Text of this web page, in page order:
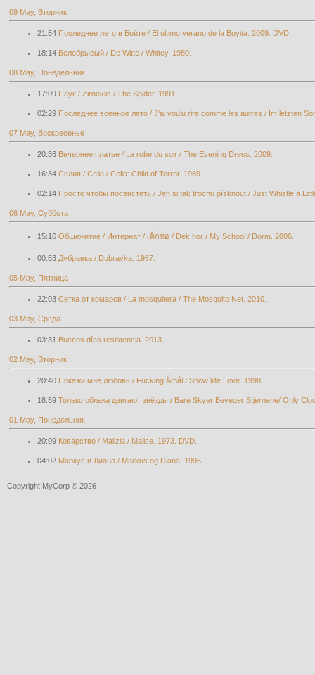
09 May, Вторник
21:54 Последнее лето в Бойте / El último verano de la Boyita. 2009. DVD.
18:14 Белобрысый / De Witte / Whitey. 1980.
08 May, Понедельник
17:09 Паук / Zirneklis / The Spider. 1991.
02:29 Последнее военное лето / J'ai voulu rire comme les autres / Im letzten
07 May, Воскресенье
20:36 Вечернее платье / La robe du soir / The Evening Dress. 2009.
16:34 Селия / Celia / Celia: Child of Terror. 1989.
02:14 Просто чтобы посвистеть / Jen si tak trochu písknout / Just Whistle a
06 May, Суббота
15:16 Общежитие / Интернат / เด็กหอ / Dek hor / My School / Dorm. 2006.
00:53 Дубравка / Dubravka. 1967.
05 May, Пятница
22:03 Сетка от комаров / La mosquitera / The Mosquito Net. 2010.
03 May, Среда
03:31 Buenos días resistencia. 2013.
02 May, Вторник
20:40 Покажи мне любовь / Fucking Åmål / Show Me Love. 1998.
18:59 Только облака двигают звёзды / Bare Skyer Beveger Stjernene/ Only
01 May, Понедельник
20:09 Коварство / Malizia / Malice. 1973. DVD.
04:02 Маркус и Диана / Markus og Diana. 1996.
Copyright MyCorp © 2026